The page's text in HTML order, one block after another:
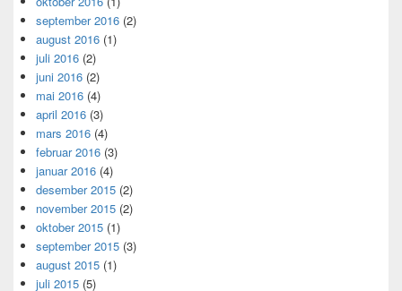
september 2016 (2)
august 2016 (1)
juli 2016 (2)
juni 2016 (2)
mai 2016 (4)
april 2016 (3)
mars 2016 (4)
februar 2016 (3)
januar 2016 (4)
desember 2015 (2)
november 2015 (2)
oktober 2015 (1)
september 2015 (3)
august 2015 (1)
juli 2015 (5)